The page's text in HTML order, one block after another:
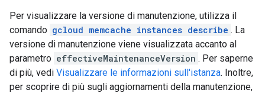
Per visualizzare la versione di manutenzione, utilizza il
comando gcloud memcache instances describe . La
versione di manutenzione viene visualizzata accanto al
parametro effectiveMaintenanceVersion . Per saperne
di più, vedi Visualizzare le informazioni sull'istanza. Inoltre,
per scoprire di più sugli aggiornamenti della manutenzione,